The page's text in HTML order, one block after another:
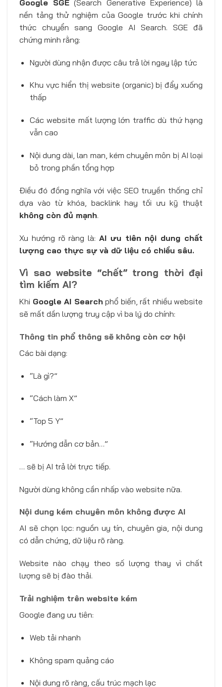
Google SGE (Search Generative Experience) là
nền tảng thử nghiệm của Google trước khi chính
thức chuyển sang Google AI Search. SGE đã
chứng minh rằng:
Người dùng nhận được câu trả lời ngay lập tức
Khu vực hiển thị website (organic) bị đẩy xuống
thấp
Các website mất lượng lớn traffic dù thứ hạng
vẫn cao
Nội dung dài, lan man, kém chuyên môn bị AI loại
bỏ trong phần tổng hợp
Điều đó đồng nghĩa với việc SEO truyền thống chỉ
dựa vào từ khóa, backlink hay tối ưu kỹ thuật
không còn đủ mạnh.
Xu hướng rõ ràng là: AI ưu tiên nội dung chất
lượng cao thực sự và dữ liệu có chiều sâu.
Vì sao website “chết” trong thời đại
tìm kiếm AI?
Khi Google AI Search phổ biến, rất nhiều website
sẽ mất dần lượng truy cập vì ba lý do chính:
Thông tin phổ thông sẽ không còn cơ hội
Các bài dạng:
“Là gì?”
“Cách làm X”
“Top 5 Y”
“Hướng dẫn cơ bản…”
… sẽ bị AI trả lời trực tiếp.
Người dùng không cần nhấp vào website nữa.
Nội dung kém chuyên môn không được AI
AI sẽ chọn lọc: nguồn uy tín, chuyên gia, nội dung
có dẫn chứng, dữ liệu rõ ràng.
Website nào chạy theo số lượng thay vì chất
lượng sẽ bị đào thải.
Trải nghiệm trên website kém
Google đang ưu tiên:
Web tải nhanh
Không spam quảng cáo
Nội dung rõ ràng, cấu trúc mạch lạc